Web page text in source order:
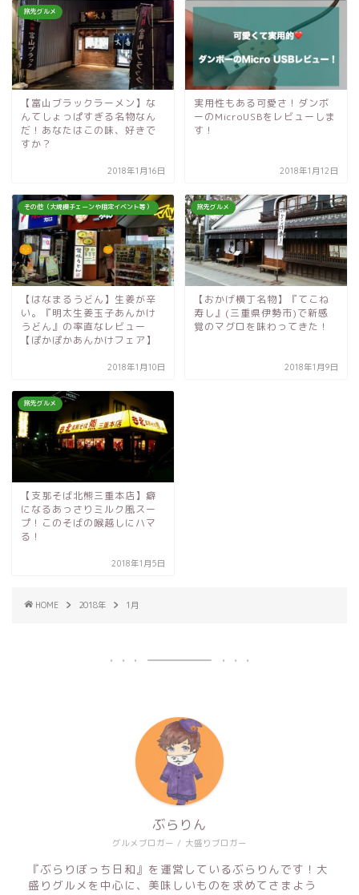
旅先グルメ
【富山ブラックラーメン】な
んてしょっぱすぎる名物なん
だ！あなたはこの味、好きで
すか？
2018年1月16日
実用性もある可愛さ！ダンボ
ーのMicroUSBをレビューしま
す！
2018年1月12日
その他（大規模チェーンや限定イベント等）
【はなまるうどん】生姜が辛
い。『明太生姜玉子あんかけ
うどん』の率直なレビュー
【ぽかぽかあんかけフェア】
2018年1月10日
旅先グルメ
【おかげ横丁名物】『てこね
寿し』(三重県伊勢市)で新感
覚のマグロを味わってきた！
2018年1月9日
旅先グルメ
【支那そば北熊三重本店】癖
になるあっさりミルク風スー
プ！このそばの喉越しにハマ
る！
2018年1月5日
HOME 2018年 1月
グルメブロガー / 大盛りブロガー
ぶらりん
『ぶらりぼっち日和』を運営しているぶらりんです！大
盛りグルメを中心に、美味しいものを求めてさまよう